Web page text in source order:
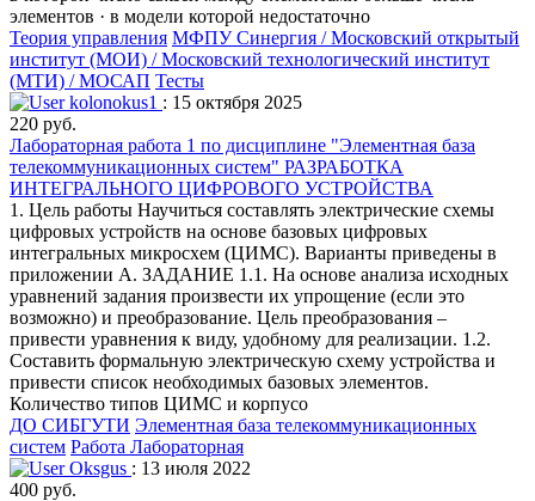
элементов · в модели которой недостаточно
Теория управления МФПУ Синергия / Московский открытый
институт (МОИ) / Московский технологический институт
(МТИ) / МОСАП Тесты
kolonokus1 : 15 октября 2025
220 руб.
Лабораторная работа 1 по дисциплине "Элементная база
телекоммуникационных систем" РАЗРАБОТКА
ИНТЕГРАЛЬНОГО ЦИФРОВОГО УСТРОЙСТВА
1. Цель работы Научиться составлять электрические схемы
цифровых устройств на основе базовых цифровых
интегральных микросхем (ЦИМС). Варианты приведены в
приложении А. ЗАДАНИЕ 1.1. На основе анализа исходных
уравнений задания произвести их упрощение (если это
возможно) и преобразование. Цель преобразования –
привести уравнения к виду, удобному для реализации. 1.2.
Составить формальную электрическую схему устройства и
привести список необходимых базовых элементов.
Количество типов ЦИМС и корпусо
ДО СИБГУТИ Элементная база телекоммуникационных
систем Работа Лабораторная
Oksgus : 13 июля 2022
400 руб.